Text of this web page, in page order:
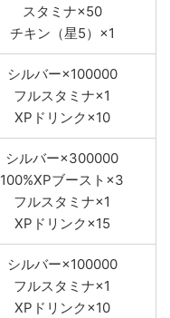
スタミナ×50
チキン（星5）×1
シルバー×100000
フルスタミナ×1
XPドリンク×10
シルバー×300000
100%XPブースト×3
フルスタミナ×1
XPドリンク×15
シルバー×100000
フルスタミナ×1
XPドリンク×10